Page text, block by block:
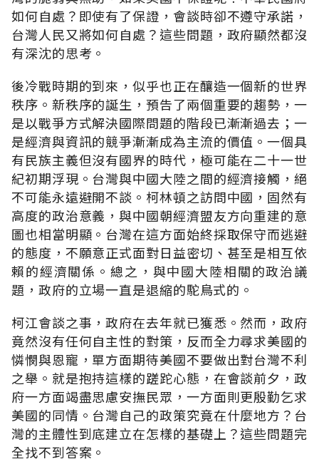
如何自處？即使有了保證，會談時卻不遵守承諾，
台灣人民又將如何自處？這些問題，政府顯然都沒
有深沈的思考。
後冷戰時期的到來，似乎也正在釀造一個新的世界
秩序。新秩序的誕生，預告了兩個重要的趨勢，一
是以戰爭方式解決國際問題的階段已漸漸過去；一
是經濟與資訊的競爭漸漸成為主流的價值。一個具
有民族主義但沒有國界的時代，極可能在二十一世
紀初期浮現。台灣與中國大陸之間的經濟接觸，絕
不可能永遠避開不談。柯林頓之訪問中國，固然有
高度的政治意義，與中國朝經濟盟友方向重建的意
圖也相當明顯。台灣在這方面始終採取保守而逃避
的態度，不願意正式面對日益密切、甚至是相互依
賴的經濟關係。總之，與中國大陸相關的政治議
題，政府的立場一直是退縮的駝鳥式的。
柯江會談之事，政府在去年就已獲悉。然而，政府
竟然沒有任何自主性的對策，反而全力尋求美國的
憐憫與恩寵，單方面期待美國不要做出對台灣不利
之舉。就是抱持這樣的蹉跎心態，在會談前夕，政
府一方面竭盡思慮安撫民眾，一方面則更殷勤乞求
美國的同情。台灣自己的政策究竟在什麼地方？台
灣的主體性到底建立在怎樣的基礎上？這些問題完
全找不到答案。